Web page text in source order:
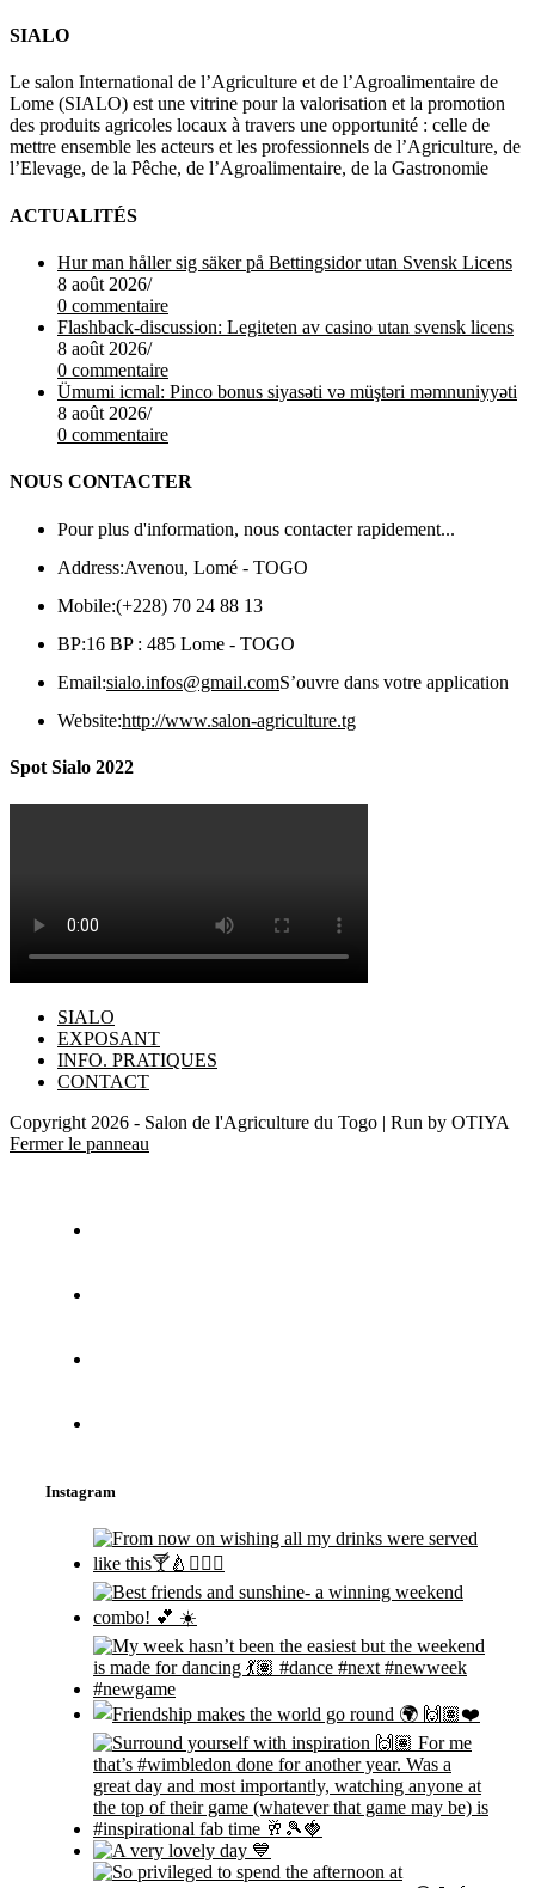
SIALO
Le salon International de l’Agriculture et de l’Agroalimentaire de
Lome (SIALO) est une vitrine pour la valorisation et la promotion
des produits agricoles locaux à travers une opportunité : celle de
mettre ensemble les acteurs et les professionnels de l’Agriculture, de
l’Elevage, de la Pêche, de l’Agroalimentaire, de la Gastronomie
ACTUALITÉS
Hur man håller sig säker på Bettingsidor utan Svensk Licens
8 août 2026/
0 commentaire
Flashback-discussion: Legiteten av casino utan svensk licens
8 août 2026/
0 commentaire
Ümumi icmal: Pinco bonus siyasəti və müştəri məmnuniyyəti
8 août 2026/
0 commentaire
NOUS CONTACTER
Pour plus d'information, nous contacter rapidement...
Address:Avenou, Lomé - TOGO
Mobile:(+228) 70 24 88 13
BP:16 BP : 485 Lome - TOGO
Email:sialo.infos@gmail.comS’ouvre dans votre application
Website:http://www.salon-agriculture.tg
Spot Sialo 2022
SIALO
EXPOSANT
INFO. PRATIQUES
CONTACT
Copyright 2026 - Salon de l'Agriculture du Togo | Run by OTIYA
Fermer le panneau
Instagram